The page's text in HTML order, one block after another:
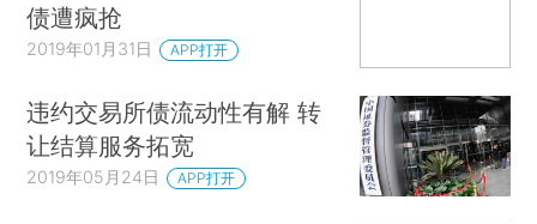
债遭疯抢
2019年01月31日 APP打开
违约交易所债流动性有解 转
让结算服务拓宽
2019年05月24日 APP打开